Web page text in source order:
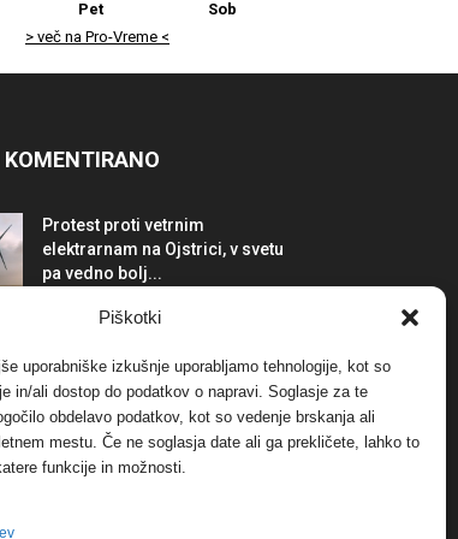
Piškotki
uporabniške izkušnje uporabljamo tehnologije, kot so
in/ali dostop do podatkov o napravi. Soglasje za te
obdelavo podatkov, kot so vedenje brskanja ali
mestu. Če ne soglasja date ali ga prekličete, lahko to
funkcije in možnosti.
Pet
Sob
> več na Pro-Vreme <
Protest proti vetrnim
elektrarnam na Ojstrici, v svetu
pa vedno bolj...
elektrarnam Verbund
Dogodki 29. januarja, 2018
FOTO: Razstava cvetličarskega